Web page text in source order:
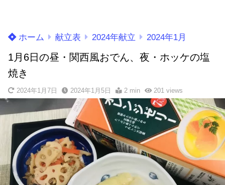
ホーム 献立表 2024年献立 2024年1月
1月6日の昼・関西風おでん、夜・ホッケの塩
焼き
2024年1月7日 2024年1月5日 2 min 201views